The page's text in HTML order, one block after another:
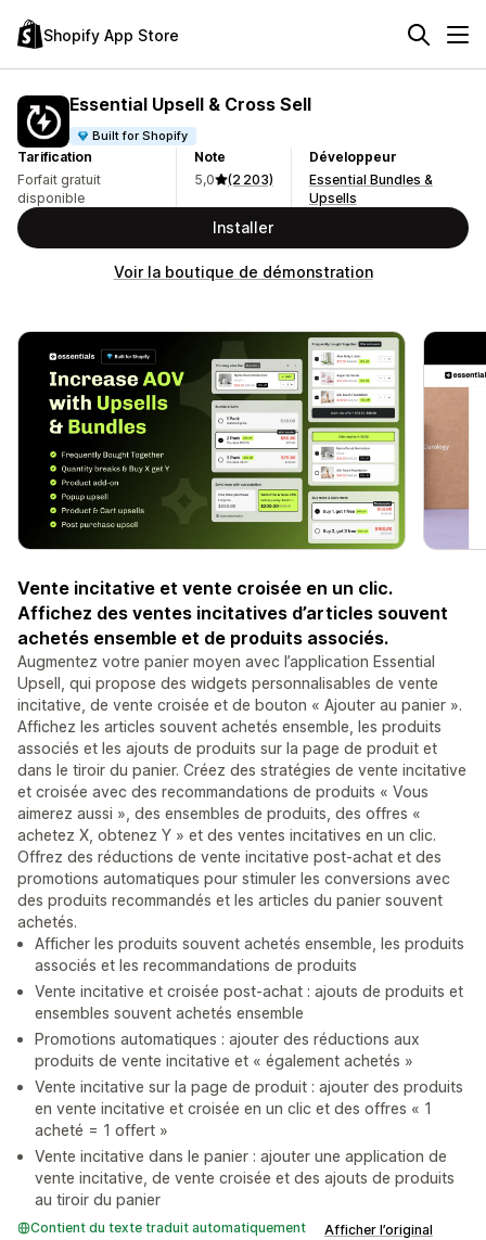
Shopify App Store
Essential Upsell & Cross Sell
Built for Shopify
Tarification
Forfait gratuit
disponible
Note
5,0
(2 203)
Développeur
Essential Bundles &
Upsells
Installer
Voir la boutique de démonstration
Vente incitative et vente croisée en un clic.
Affichez des ventes incitatives d’articles souvent
achetés ensemble et de produits associés.
Augmentez votre panier moyen avec l’application Essential
Upsell, qui propose des widgets personnalisables de vente
incitative, de vente croisée et de bouton « Ajouter au panier ».
Affichez les articles souvent achetés ensemble, les produits
associés et les ajouts de produits sur la page de produit et
dans le tiroir du panier. Créez des stratégies de vente incitative
et croisée avec des recommandations de produits « Vous
aimerez aussi », des ensembles de produits, des offres «
achetez X, obtenez Y » et des ventes incitatives en un clic.
Offrez des réductions de vente incitative post-achat et des
promotions automatiques pour stimuler les conversions avec
des produits recommandés et les articles du panier souvent
achetés.
Afficher les produits souvent achetés ensemble, les produits
associés et les recommandations de produits
Vente incitative et croisée post-achat : ajouts de produits et
ensembles souvent achetés ensemble
Promotions automatiques : ajouter des réductions aux
produits de vente incitative et « également achetés »
Vente incitative sur la page de produit : ajouter des produits
en vente incitative et croisée en un clic et des offres « 1
acheté = 1 offert »
Vente incitative dans le panier : ajouter une application de
vente incitative, de vente croisée et des ajouts de produits
au tiroir du panier
Contient du texte traduit automatiquement Afficher l’original